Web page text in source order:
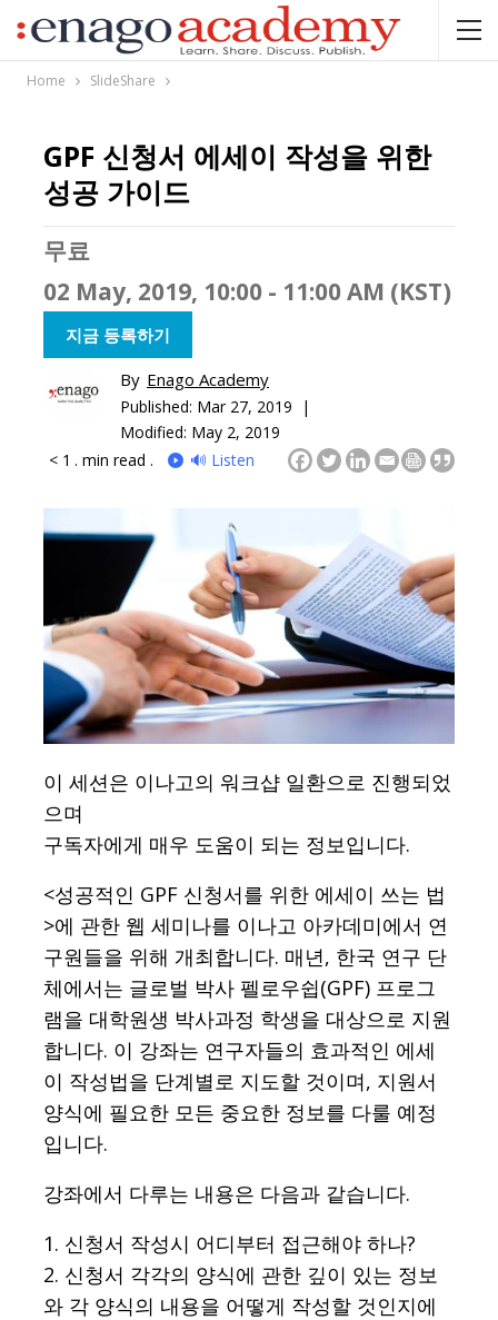
Home SlideShare
GPF 신청서 에세이 작성을 위한
성공 가이드
무료
02 May, 2019, 10:00 - 11:00 AM (KST)
지금 등록하기
By Enago Academy
Published: Mar 27, 2019 |
Modified: May 2, 2019
< 1 . min read . 🔊 Listen
이 세션은 이나고의 워크샵 일환으로 진행되었
으며
구독자에게 매우 도움이 되는 정보입니다.
<성공적인 GPF 신청서를 위한 에세이 쓰는 법
>에 관한 웹 세미나를 이나고 아카데미에서 연
구원들을 위해 개최합니다. 매년, 한국 연구 단
체에서는 글로벌 박사 펠로우쉽(GPF) 프로그
램을 대학원생 박사과정 학생을 대상으로 지원
합니다. 이 강좌는 연구자들의 효과적인 에세
이 작성법을 단계별로 지도할 것이며, 지원서
양식에 필요한 모든 중요한 정보를 다룰 예정
입니다.
강좌에서 다루는 내용은 다음과 같습니다.
1. 신청서 작성시 어디부터 접근해야 하나?
2. 신청서 각각의 양식에 관한 깊이 있는 정보
와 각 양식의 내용을 어떻게 작성할 것인지에